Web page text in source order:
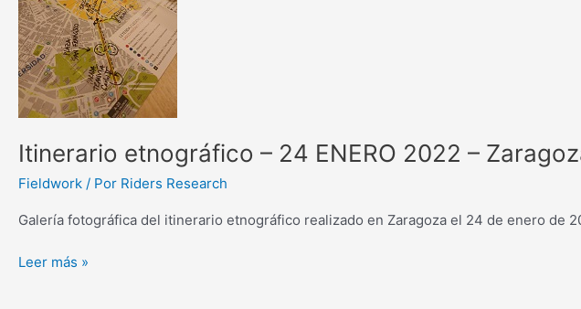
Itinerario etnográfico – 24 ENERO 2022 –
Fieldwork / Por Riders Research
Galería fotográfica del itinerario etnográfico realizado en Zaragoza el 24 de enero de
2022
–
Zaragoza
Leer más »